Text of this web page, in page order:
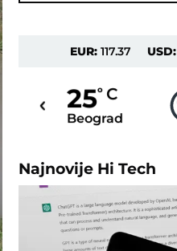
EUR:117.37 USD:
25o C
Beograd
Najnovije Hi Tech